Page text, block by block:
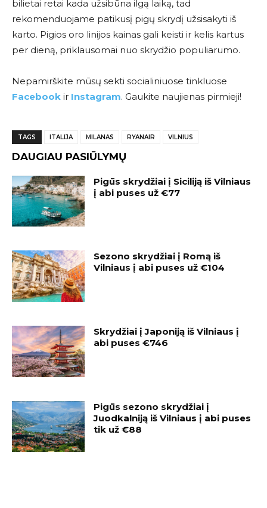
bilietai retai kada užsibūna ilgą laiką, tad
rekomenduojame patikusį pigų skrydį užsisakyti iš
karto. Pigios oro linijos kainas gali keisti ir kelis kartus
per dieną, priklausomai nuo skrydžio populiarumo.
Nepamirškite mūsų sekti socialiniuose tinkluose
Facebook ir Instagram. Gaukite naujienas pirmieji!
TAGS ITALIJA MILANAS RYANAIR VILNIUS
DAUGIAU PASIŪLYMŲ
Pigūs skrydžiai į Siciliją iš Vilniaus
į abi puses už €77
Sezono skrydžiai į Romą iš
Vilniaus į abi puses už €104
Skrydžiai į Japoniją iš Vilniaus į
abi puses €746
Pigūs sezono skrydžiai į
Juodkalniją iš Vilniaus į abi puses
tik už €88